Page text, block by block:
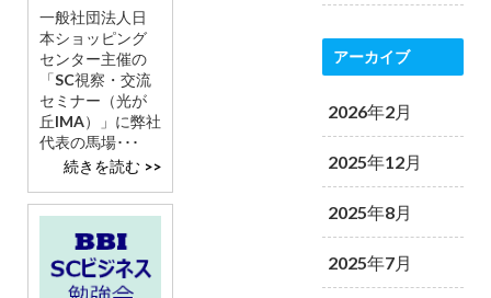
一般社団法人日
本ショッピング
センター主催の
「SC視察・交流
セミナー（光が
丘IMA）」に弊社
代表の馬場･･･
続きを読む >>
アーカイブ
2026年2月
2025年12月
2025年8月
2025年7月